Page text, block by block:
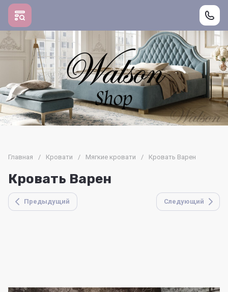
Главная / Кровати / Мягкие кровати / Кровать Варен
Кровать Варен
Предыдущий Следующий